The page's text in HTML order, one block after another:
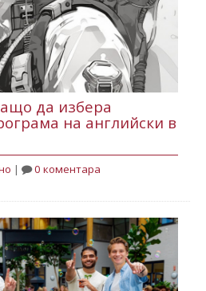
да избера
на английски в
| 0 коментара